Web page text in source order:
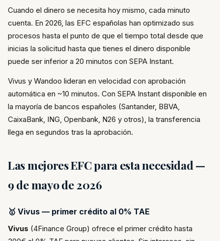
Cuando el dinero se necesita hoy mismo, cada minuto
cuenta. En 2026, las EFC españolas han optimizado sus
procesos hasta el punto de que el tiempo total desde que
inicias la solicitud hasta que tienes el dinero disponible
puede ser inferior a 20 minutos con SEPA Instant.
Vivus y Wandoo lideran en velocidad con aprobación
automática en ~10 minutos. Con SEPA Instant disponible en
la mayoría de bancos españoles (Santander, BBVA,
CaixaBank, ING, Openbank, N26 y otros), la transferencia
llega en segundos tras la aprobación.
Las mejores EFC para esta necesidad —
9 de mayo de 2026
🥇 Vivus — primer crédito al 0% TAE
Vivus (4Finance Group) ofrece el primer crédito hasta